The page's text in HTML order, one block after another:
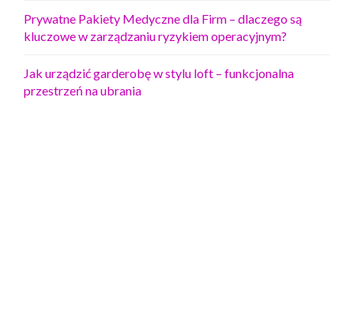
Prywatne Pakiety Medyczne dla Firm – dlaczego są
kluczowe w zarządzaniu ryzykiem operacyjnym?
Jak urządzić garderobę w stylu loft – funkcjonalna
przestrzeń na ubrania